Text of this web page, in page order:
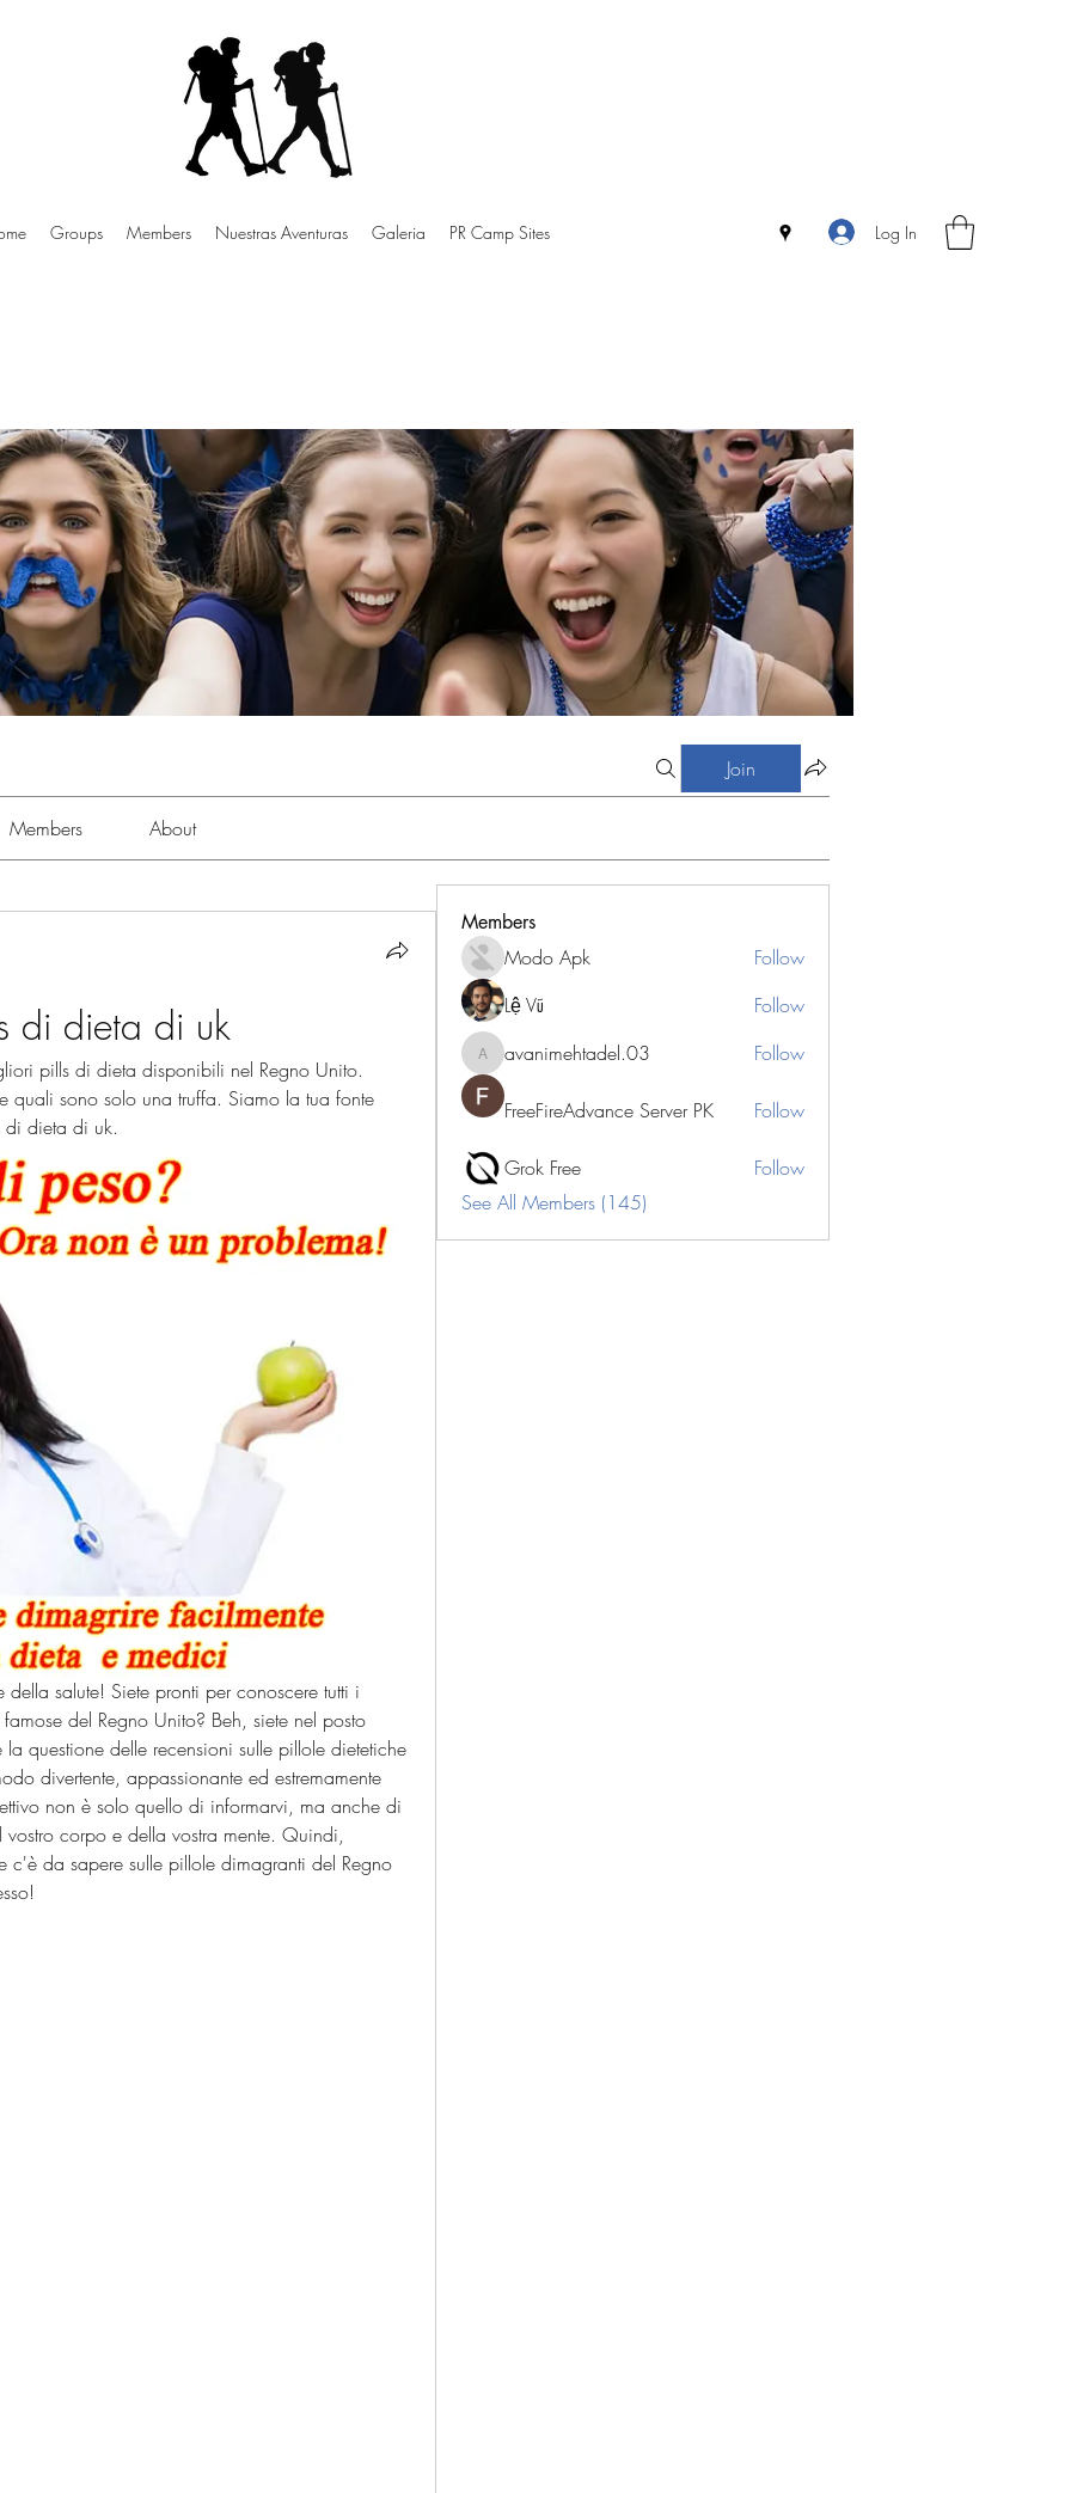
Groups Members Nuestras Aventuras Galeria PR Camp Sites Log In
Join
Members About
di dieta di uk
pills di dieta disponibili nel Regno Unito.
quali sono solo una truffa. Siamo la tua fonte
di dieta di uk.
salute! Siete pronti per conoscere tutti i
del Regno Unito? Beh, siete nel posto
questione delle recensioni sulle pillole dietetiche
divertente, appassionante ed estremamente
non è solo quello di informarvi, ma anche di
corpo e della vostra mente. Quindi,
c'è da sapere sulle pillole dimagranti del Regno
Members
Modo Apk
Follow
Lệ Vũ
Follow
avanimehtadel.03
avanimehtadel.03 Follow
FreeFireAdvance Server PK Follow
Grok Free
Follow
See All Members (145)